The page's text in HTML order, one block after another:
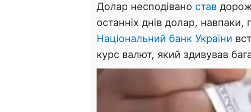
Долар несподівано став
останніх днів долар, навпаки,
Національний банк України
курс валют, який здивував